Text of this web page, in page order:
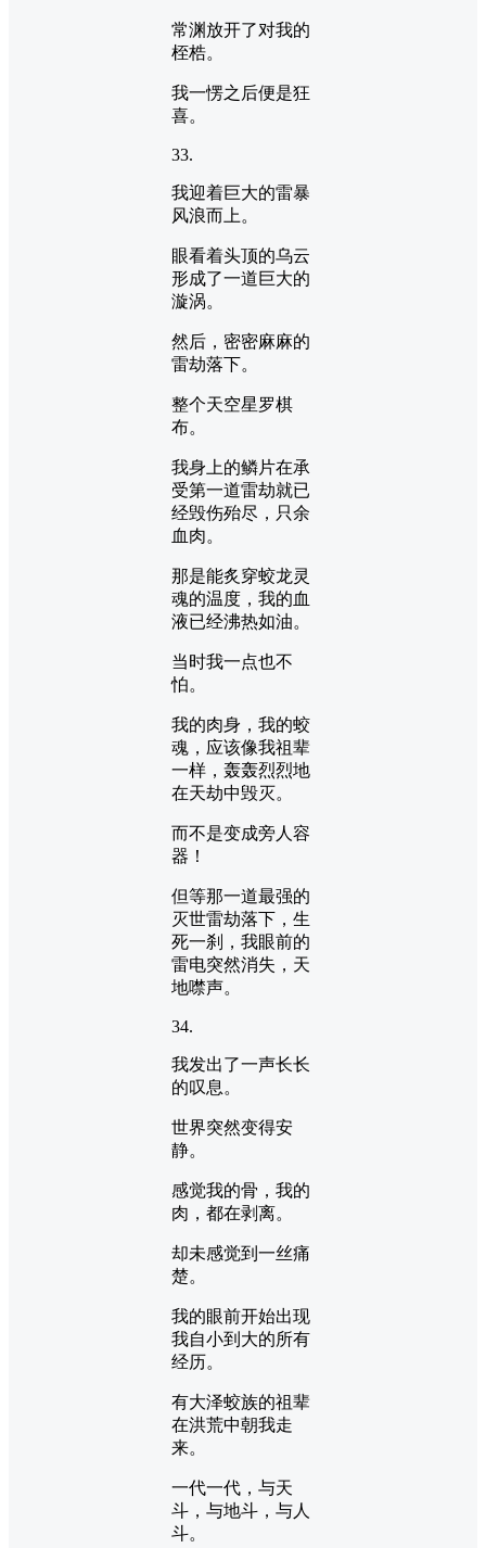
常渊放开了对我的
桎梏。
我一愣之后便是狂
喜。
33.
我迎着巨大的雷暴
风浪而上。
眼看着头顶的乌云
形成了一道巨大的
漩涡。
然后，密密麻麻的
雷劫落下。
整个天空星罗棋
布。
我身上的鳞片在承
受第一道雷劫就已
经毁伤殆尽，只余
血肉。
那是能炙穿蛟龙灵
魂的温度，我的血
液已经沸热如油。
当时我一点也不
怕。
我的肉身，我的蛟
魂，应该像我祖辈
一样，轰轰烈烈地
在天劫中毁灭。
而不是变成旁人容
器！
但等那一道最强的
灭世雷劫落下，生
死一刹，我眼前的
雷电突然消失，天
地噤声。
34.
我发出了一声长长
的叹息。
世界突然变得安
静。
感觉我的骨，我的
肉，都在剥离。
却未感觉到一丝痛
楚。
我的眼前开始出现
我自小到大的所有
经历。
有大泽蛟族的祖辈
在洪荒中朝我走
来。
一代一代，与天
斗，与地斗，与人
斗。